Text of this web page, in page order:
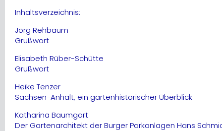
Inhaltsverzeichnis:
Jörg Rehbaum
Grußwort
Elisabeth Rüber-Schütte
Grußwort
Heike Tenzer
Sachsen-Anhalt, ein gartenhistorischer Überblick
Katharina Baumgart
Der Gartenarchitekt der Burger Parkanlagen Hans